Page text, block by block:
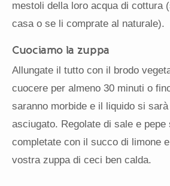
mestoli della loro acqua di cottura
casa o se li comprate al naturale).
Cuociamo la zuppa
Allungate il tutto con il brodo
cuocere per almeno 30 minuti o
saranno morbide e il liquido si
asciugato. Regolate di sale e pepe
completate con il succo di limone
vostra zuppa di ceci ben calda.